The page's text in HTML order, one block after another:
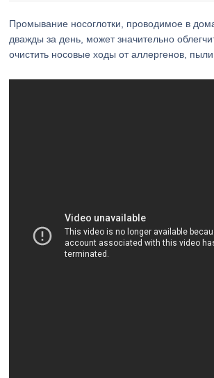
Промывание носоглотки, проводимое в
дважды за день, может значительно
очистить носовые ходы от аллергенов,